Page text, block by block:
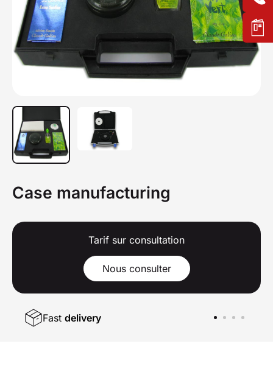
Case manufacturing
Tarif sur consultation
Nous consulter
Fast delivery